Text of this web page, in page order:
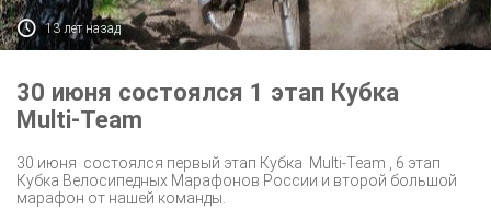
 13 лет назад
30 июня состоялся 1 этап Кубка
Multi-Team
30 июня состоялся первый этап Кубка Multi-Team , 6 этап
Кубка Велосипедных Марафонов России и второй большой
марафон от нашей команды